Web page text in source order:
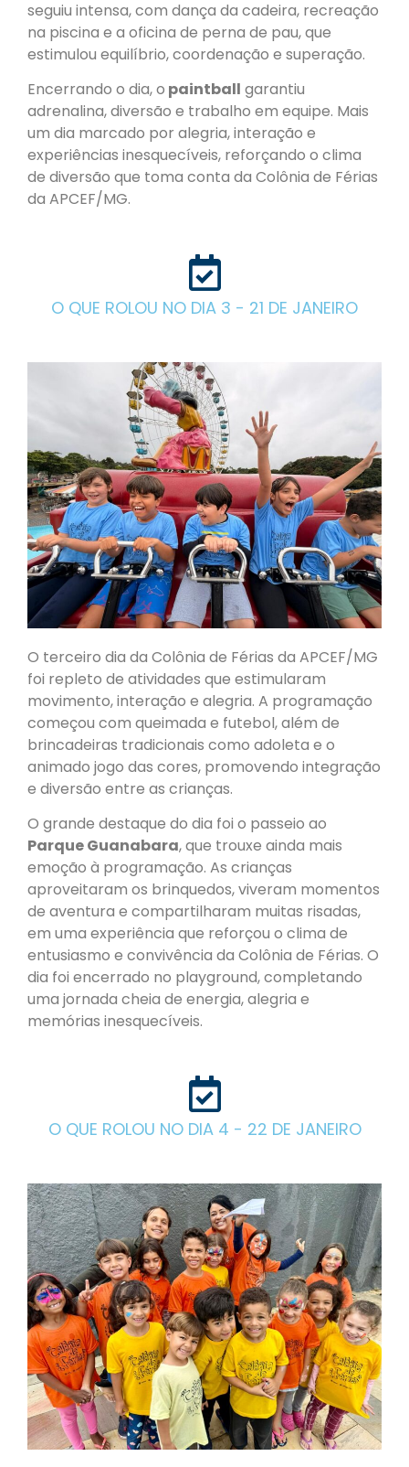
seguiu intensa, com dança da cadeira, recreação
na piscina e a oficina de perna de pau, que
estimulou equilíbrio, coordenação e superação.
Encerrando o dia, o paintball garantiu
adrenalina, diversão e trabalho em equipe. Mais
um dia marcado por alegria, interação e
experiências inesquecíveis, reforçando o clima
de diversão que toma conta da Colônia de Férias
da APCEF/MG.
O QUE ROLOU NO DIA 3 - 21 DE JANEIRO
O terceiro dia da Colônia de Férias da APCEF/MG
foi repleto de atividades que estimularam
movimento, interação e alegria. A programação
começou com queimada e futebol, além de
brincadeiras tradicionais como adoleta e o
animado jogo das cores, promovendo integração
e diversão entre as crianças.
O grande destaque do dia foi o passeio ao
Parque Guanabara, que trouxe ainda mais
emoção à programação. As crianças
aproveitaram os brinquedos, viveram momentos
de aventura e compartilharam muitas risadas,
em uma experiência que reforçou o clima de
entusiasmo e convivência da Colônia de Férias. O
dia foi encerrado no playground, completando
uma jornada cheia de energia, alegria e
memórias inesquecíveis.
O QUE ROLOU NO DIA 4 - 22 DE JANEIRO